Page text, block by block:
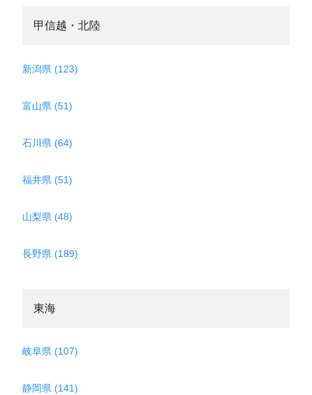
甲信越・北陸
新潟県 (123)
富山県 (51)
石川県 (64)
福井県 (51)
山梨県 (48)
長野県 (189)
東海
岐阜県 (107)
静岡県 (141)